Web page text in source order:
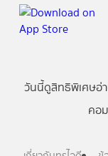
วันนี้ดูสิทธิพิเศษอ่
คอ